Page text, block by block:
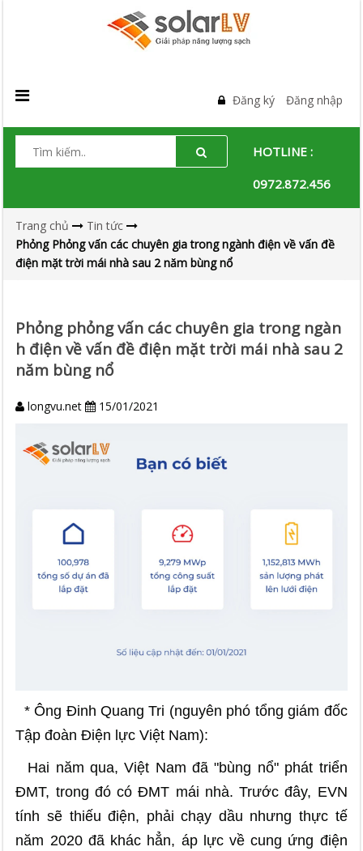
Đăng ký Đăng nhập
HOTLINE :
0972.872.456
Trang chủ
Tin tức
Phỏng Phỏng vấn các chuyên gia trong ngành điện về vấn đề
điện mặt trời mái nhà sau 2 năm bùng nổ
Phỏng phỏng vấn các chuyên gia trong ngàn
h điện về vấn đề điện mặt trời mái nhà sau 2
năm bùng nổ
longvu.net 15/01/2021
* Ông Đinh Quang Tri (nguyên phó tổng giám đốc
Tập đoàn Điện lực Việt Nam):
Hai năm qua, Việt Nam đã "bùng nổ" phát triển
ĐMT, trong đó có ĐMT mái nhà. Trước đây, EVN
tính sẽ thiếu điện, phải chạy dầu nhưng thực tế
năm 2020 đã khác hẳn, áp lực về cung ứng điện